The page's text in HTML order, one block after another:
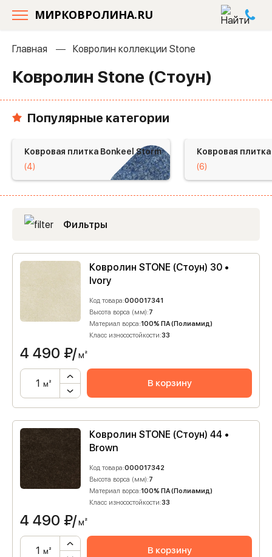
МИРКОВРОЛИНА.RU
Главная Ковролин коллекции Stone
Ковролин Stone (Стоун)
Популярные категории
Ковровая плитка Bonkeel Storm
(4)
Ковровая
(6)
Фильтры
Ковролин STONE (Стоун) 30 •
Ivory
Код товара:000017341
Высота ворса (мм):7
Материал ворса:100% ПА (Полиамид)
Класс износостойкости:33
4 490 ₽/м²
м² В корзину
Ковролин STONE (Стоун) 44 •
Brown
Код товара:000017342
Высота ворса (мм):7
Материал ворса:100% ПА (Полиамид)
Класс износостойкости:33
4 490 ₽/м²
м² В корзину